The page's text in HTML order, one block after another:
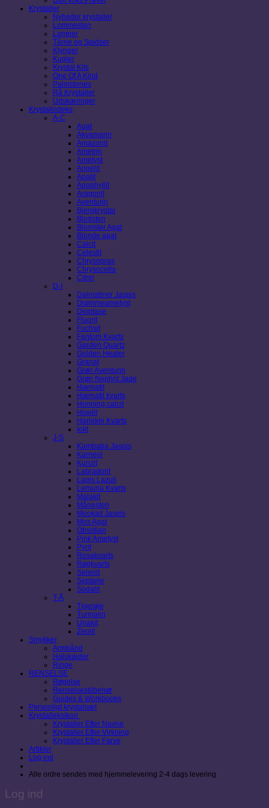
Krystaller
Nyheder krystaller
Lommesten
Lamper
Tårne og Spidser
Klynger
Kugler
Krystal Kits
One Of A Kind
Palmstones
Rå Krystaller
Udskæringer
Krystalindeks
A-C
Agat
Akvamarin
Amazonit
Ametrin
Ametyst
Angelit
Apatit
Apophyllit
Aragonit
Aventurin
Bjergkrystal
Blodsten
Blomster Agat
Blonde agat
Calcit
Celestit
Chrysopras
Chrysocolla
Citrin
D-I
Dalmatiner Jaspis
Drømmeametyst
Dioptase
Fluorit
Fuchsit
Fantom Kvarts
Garden Quartz
Golden Healer
Granat
Grøn Aventurin
Grøn Nephrit Jade
Hæmatit
Hæmatit kvarts
Honning calcit
Howlit
Harlekin Kvarts
Iolit
J-S
Kambaba Jaspis
Karneol
Kunzit
Labradorit
Lapis Lazuli
Lemuria Kvarts
Malakit
Månesten
Mookait Jaspis
Mos Agat
Obsidian
Pink Ametyst
Pyrit
Rosakvarts
Røgkvarts
Selenit
Septarie
Sodalit
T-Å
Tigerøje
Turmalin
Unakit
Zeolit
Smykker
Armbånd
Halskæder
Ringe
RENSELSE
Røgelse
Renselsestilbehør
Guides & Workbooks
Personligt krystalsæt
Krystalleksikon
Krystaller Efter Navne
Krystaller Efter Virkning
Krystaller Efter Farve
Artikler
Log ind
Alle ordre sendes med hjemmelevering 2-4 dags levering
Log ind